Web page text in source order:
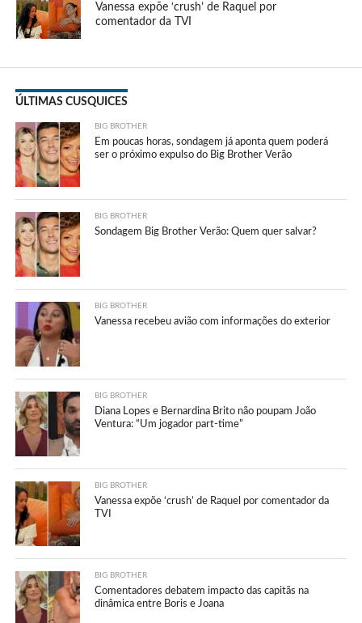
Vanessa expõe ‘crush’ de Raquel por
comentador da TVI
ÚLTIMAS CUSQUICES
BIG BROTHER
Em poucas horas, sondagem já aponta quem poderá
ser o próximo expulso do Big Brother Verão
BIG BROTHER
Sondagem Big Brother Verão: Quem quer salvar?
BIG BROTHER
Vanessa recebeu avião com informações do exterior
BIG BROTHER
Diana Lopes e Bernardina Brito não poupam João
Ventura: “Um jogador part-time”
BIG BROTHER
Vanessa expõe ‘crush’ de Raquel por comentador da
TVI
BIG BROTHER
Comentadores debatem impacto das capitãs na
dinâmica entre Boris e Joana